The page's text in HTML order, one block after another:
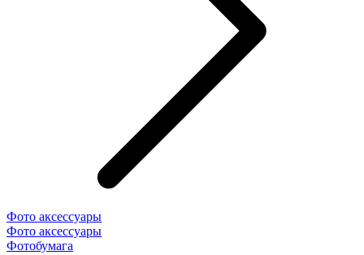
Фото аксессуары
Фото аксессуары
Фотобумага